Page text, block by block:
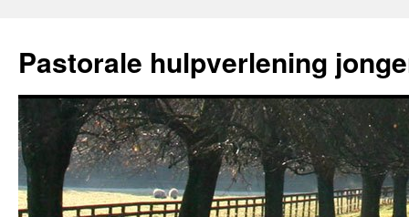
de
inhoud
Pastorale hulpverlening